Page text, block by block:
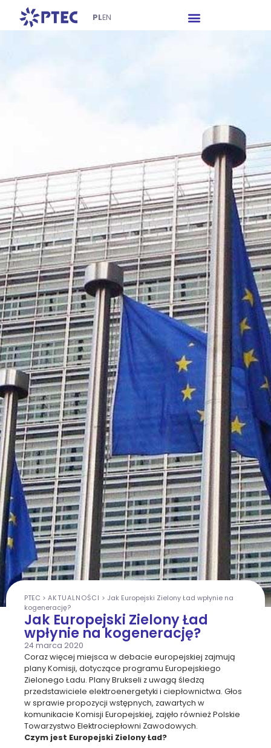
PLEN
PTEC > AKTUALNOŚCI > Jak Europejski Zielony Ład wpłynie na
kogenerację?
Jak Europejski Zielony Ład
wpłynie na kogenerację?
24 marca 2020
Coraz więcej miejsca w debacie europejskiej zajmują
plany Komisji, dotyczące programu Europejskiego
Zielonego Ładu. Plany Brukseli z uwagą śledzą
przedstawiciele elektroenergetyki i ciepłownictwa. Głos
w sprawie propozycji wstępnych, zawartych w
komunikacie Komisji Europejskiej, zajęło również Polskie
Towarzystwo Elektrociepłowni Zawodowych.
Czym jest Europejski Zielony Ład?